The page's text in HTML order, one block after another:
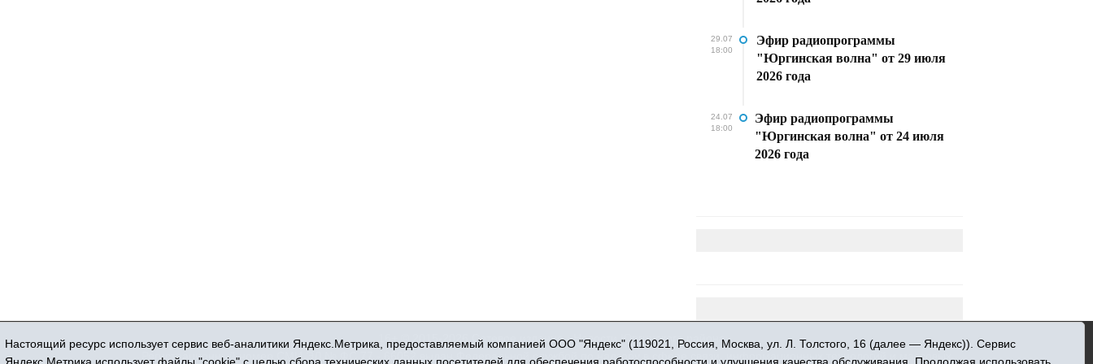
29.07
18:00
Эфир радиопрограммы
"Юргинская волна" от 29 июля
2026 года
24.07
18:00
Эфир радиопрограммы
"Юргинская волна" от 24 июля
2026 года
16+ © 2015-2026 Сетевое издание «Новости Юргинского района»
Регистрационный номер СМИ ЭЛ № ФС 77 - 66052 выдан Федеральной службой по надзору в сфере связи, информационных технологий и массовых
Настоящий ресурс использует сервис веб-аналитики Яндекс.Метрика, предоставляемый компанией ООО "Яндекс" (119021, Россия, Москва, ул. Л. Толстого, 16 (далее — Яндекс)). Сервис